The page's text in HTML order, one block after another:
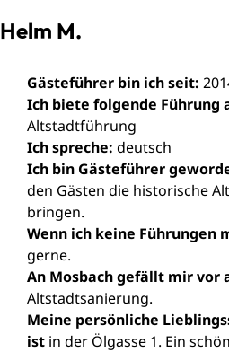
Helm M.
Gästeführer bin ich seit:
Ich biete folgende Führung
Altstadtführung
Ich spreche: deutsch
Ich bin Gästeführer
den Gästen die historische
bringen.
Wenn ich keine Führungen
gerne.
An Mosbach gefällt mir vor
Altstadtsanierung.
Meine persönliche
ist in der Ölgasse 1. Ein